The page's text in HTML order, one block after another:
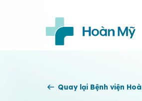
Quay lại Bệnh viện